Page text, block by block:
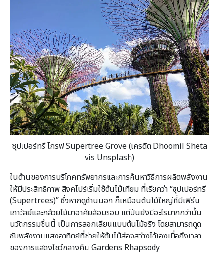
ซุปเปอร์ทรี โกรฟSupertree Grove (เครดิต Dhoomil Sheta
vis Unsplash)
ในด้านของการบริโภคทรัพยากรและการค้นหาวิธีการผลิตพลังงาน
ให้มีประสิทธิภาพ สิงคโปร์เริ่มใช้ต้นไม้เทียม ที่เรียกว่า “ซุปเปอร์ทรี
(Supertrees)” ซึ่งหากดูด้านนอก ก็เหมือนต้นไม้ใหญ่ที่มีเฟิร์น
เถาวัลย์และกล้วยไม้มาอาศัยล้อมรอบ แต่มันยังมีอะไรมากกว่านั้น
นวัตกรรมชิ้นนี้ เป็นการลอกเลียนแบบต้นไม้จริง โดยสามารถดูด
ซับพลังงานแสงอาทิตย์ที่ช่วยให้ต้นไม้ส่องสว่างได้เองเมื่อถึงเวลา
ของการแสดงโชว์กลางคืน Gardens Rhapsody